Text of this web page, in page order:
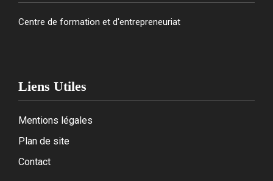
Centre de formation et d'entrepreneuriat
Liens Utiles
Mentions légales
Plan de site
Contact